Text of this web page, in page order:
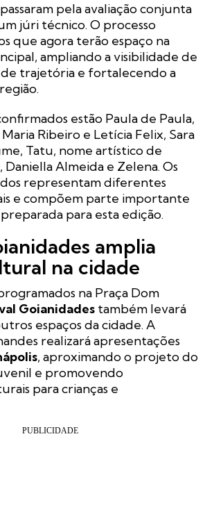
pela avaliação conjunta
júri técnico. O processo
que agora terão espaço na
ampliando a visibilidade de
de trajetória e fortalecendo a
estão Paula de Paula,
Ribeiro e Letícia Felix, Sara
Tatu, nome artístico de
Daniella Almeida e Zelena. Os
representam diferentes
e compõem parte importante
para esta edição.
amplia
na cidade
na Praça Dom
Goianidades também levará
espaços da cidade. A
realizará apresentações
, aproximando o projeto do
e promovendo
para crianças e